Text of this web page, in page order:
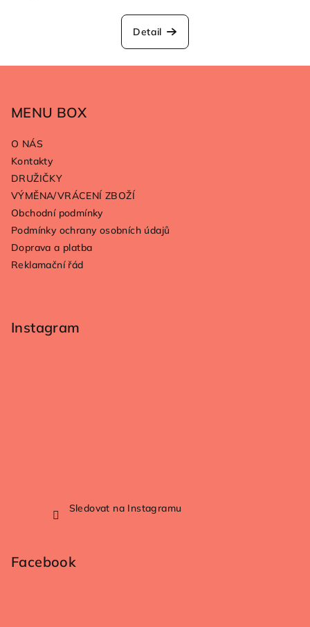
Detail
MENU BOX
O NÁS
Kontakty
DRUŽIČKY
VÝMĚNA/VRÁCENÍ ZBOŽÍ
Obchodní podmínky
Podmínky ochrany osobních údajů
Doprava a platba
Reklamační řád
Instagram
Sledovat na Instagramu
Facebook